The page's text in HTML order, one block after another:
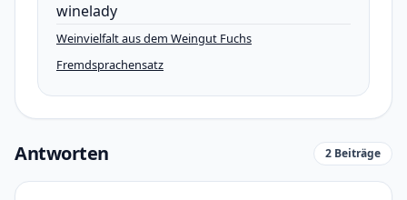
winelady
Weinvielfalt aus dem Weingut Fuchs
Fremdsprachensatz
Antworten 2 Beiträge